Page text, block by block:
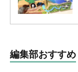
編集部おすすめ